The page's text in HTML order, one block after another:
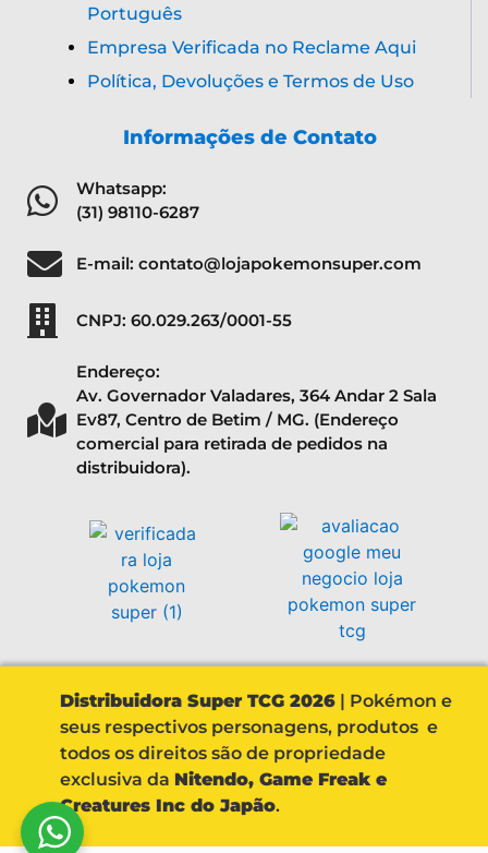
Português
Empresa Verificada no Reclame Aqui
Política, Devoluções e Termos de Uso
Informações de Contato
Whatsapp:
(31) 98110-6287
E-mail: contato@lojapokemonsuper.com
CNPJ: 60.029.263/0001-55
Endereço:
Av. Governador Valadares, 364 Andar 2 Sala
Ev87, Centro de Betim / MG. (Endereço
comercial para retirada de pedidos na
distribuidora).
Distribuidora Super TCG 2026 | Pokémon e
seus respectivos personagens, produtos e
todos os direitos são de propriedade
exclusiva da Nitendo, Game Freak e
Creatures Inc do Japão.